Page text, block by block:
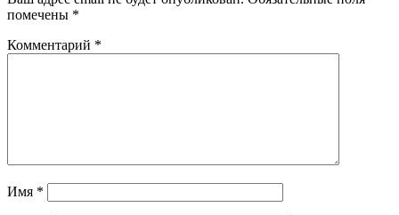
помечены *
Комментарий *
Имя *